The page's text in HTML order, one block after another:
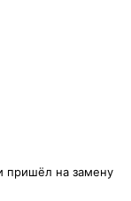
пришёл на замену